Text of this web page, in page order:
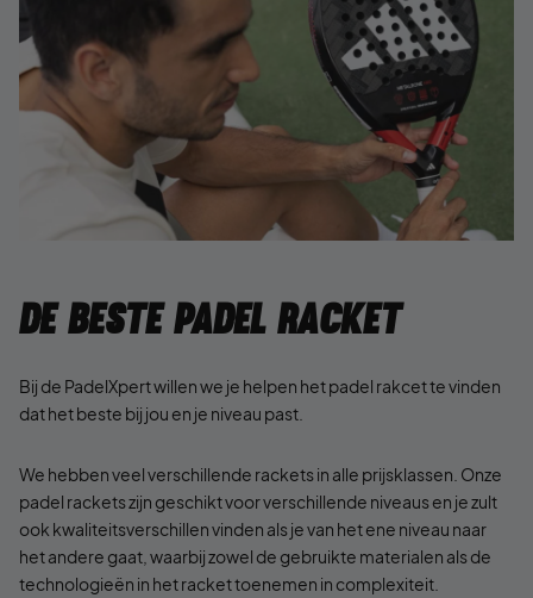
De beste padel racket
Bij de PadelXpert willen we je helpen het padel rakcet te vinden
dat het beste bij jou en je niveau past.
We hebben veel verschillende rackets in alle prijsklassen. Onze
padel rackets zijn geschikt voor verschillende niveaus en je zult
ook kwaliteitsverschillen vinden als je van het ene niveau naar
het andere gaat, waarbij zowel de gebruikte materialen als de
technologieën in het racket toenemen in complexiteit.